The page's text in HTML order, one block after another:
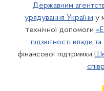
Державним
урядування України у
технічної допомоги
підзвітності влади
фінансової підтримки